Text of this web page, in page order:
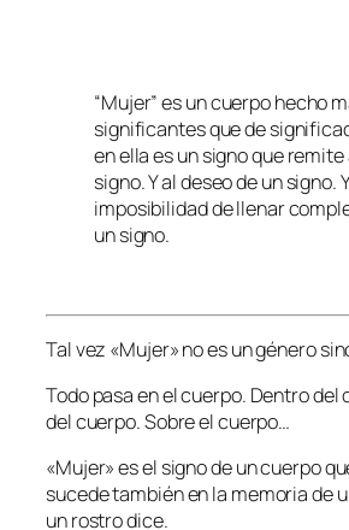
“Mujer” es un cuerpo hecho
significantes que de
en ella es un signo que
signo. Y al deseo de un signo.
imposibilidad de llenar
un signo.
Tal vez «Mujer» no es un género
Todo pasa en el cuerpo. Dentro del
del cuerpo. Sobre el cuerpo…
«Mujer» es el signo de un cuerpo
sucede también en la memoria de
un rostro dice.